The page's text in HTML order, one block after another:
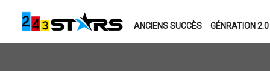
ANCIENS SUCCÈS GÉNRATION 2.0